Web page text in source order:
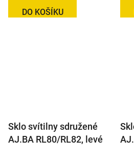
DO KOŠÍKU
Sklo svítilny sdružené
AJ.BA RL80/RL82, levé